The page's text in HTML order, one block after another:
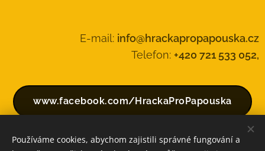
E-mail: info@hrackapropapouska.cz
Telefon: +420 721 533 052,
www.facebook.com/HrackaProPapouska
Používáme cookies, abychom zajistili správné fungování a